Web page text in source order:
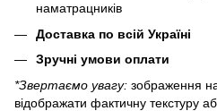
наматрацників
Доставка по всій Україні
Зручні умови оплати
*Звертаємо увагу: зображення
відображати фактичну текстуру